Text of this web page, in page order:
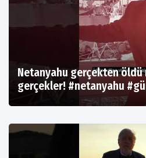
Netanyahu gerçekten öldü
gerçekler! #netanyahu